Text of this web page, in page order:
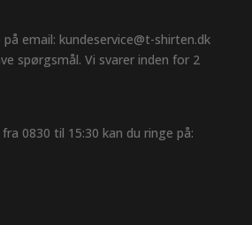
email: kundeservice@t-shirten.dk
spørgsmål. Vi svarer inden for 2
0830 til 15:30 kan du ringe på: